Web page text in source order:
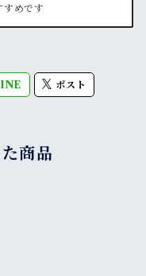
すめです
ポスト
商品